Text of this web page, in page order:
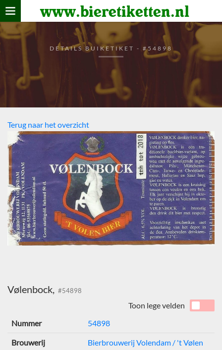
www.bieretiketten.nl
Home
verzamelen
De bierkaart
Bezoekers
DETAILS BUIKETIKET - #54898
Terug naar het overzicht
Vølenbock, #54898
Toon lege velden
Nummer
54898
Brouwerij Bierbrouwerij Volendam / 't Vølen